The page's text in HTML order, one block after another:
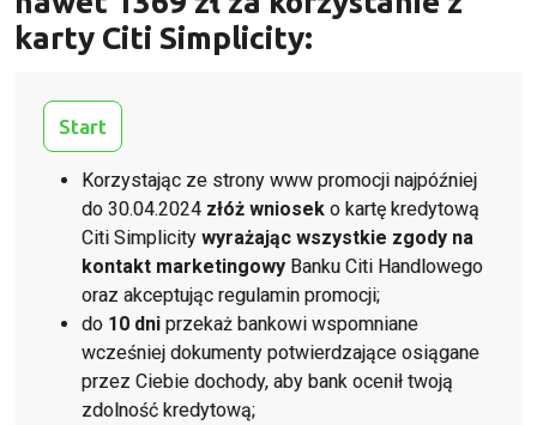
karty Citi Simplicity:
Start
Korzystając ze strony www promocji najpóźniej
do 30.04.2024 złóż wniosek o kartę kredytową
Citi Simplicity wyrażając wszystkie zgody na
kontakt marketingowy Banku Citi Handlowego
oraz akceptując regulamin promocji;
do 10 dni przekaż bankowi wspomniane
wcześniej dokumenty potwierdzające osiągane
przez Ciebie dochody, aby bank ocenił twoją
zdolność kredytową;